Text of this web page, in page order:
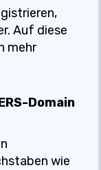
Auf diese
mehr
Domain
wie